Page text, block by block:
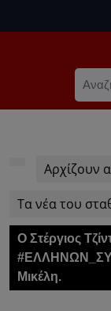
to
for:
Αρχίζουν
Τα νέα του
Ο Στέργιος
Μικέλη.